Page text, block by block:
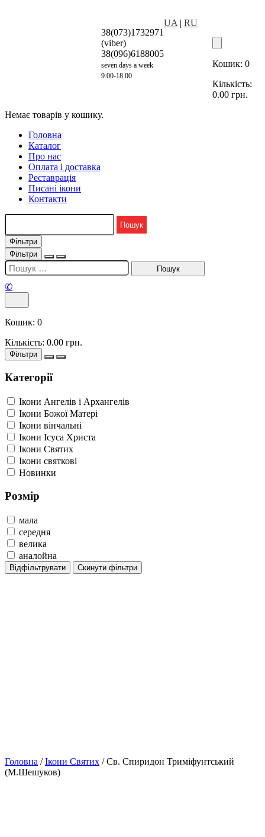
38(073)1732971
(viber)
38(096)6188005
seven days a week
9:00-18:00
UA | RU
Кошик: 0
Кількість:
0.00 грн.
Немає товарів у кошику.
Головна
Каталог
Про нас
Оплата і доставка
Реставрація
Писані ікони
Контакти
Фільтри
Фільтри
✆
Кошик: 0
Кількість: 0.00 грн.
Фільтри
Категорії
Ікони Ангелів і Архангелів
Ікони Божої Матері
Ікони вінчальні
Ікони Ісуса Христа
Ікони Святих
Ікони святкові
Новинки
Розмір
мала
середня
велика
аналойна
Відфільтрувати Скинути фільтри
Головна /Ікони Святих / Св. Спиридон Триміфунтський
(М.Шешуков)